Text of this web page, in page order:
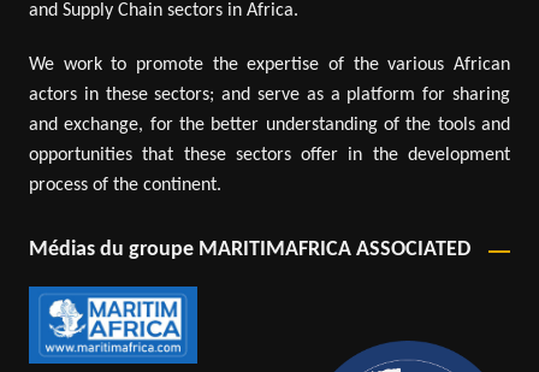
and Supply Chain sectors in Africa.
We work to promote the expertise of the various African
actors in these sectors; and serve as a platform for sharing
and exchange, for the better understanding of the tools and
opportunities that these sectors offer in the development
process of the continent.
Médias du groupe MARITIMAFRICA ASSOCIATED